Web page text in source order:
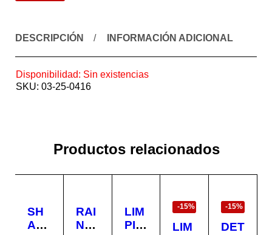
DESCRIPCIÓN INFORMACIÓN ADICIONAL
Disponibilidad: Sin existencias
SKU: 03-25-0416
Productos relacionados
SH
AM
RAI
N-X
LIM
PIA
-15%
LIM
-15%
DET